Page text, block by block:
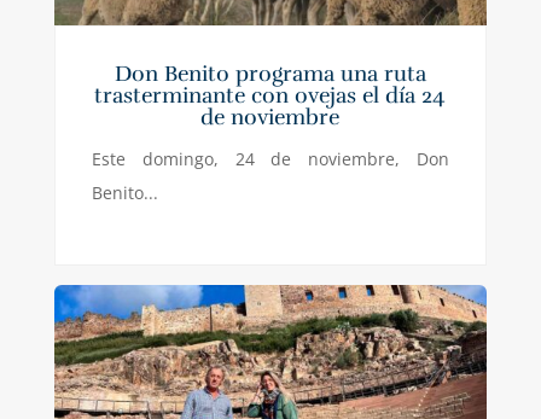
Don Benito programa una ruta
trasterminante con ovejas el día 24
de noviembre
Este domingo, 24 de noviembre, Don
Benito...